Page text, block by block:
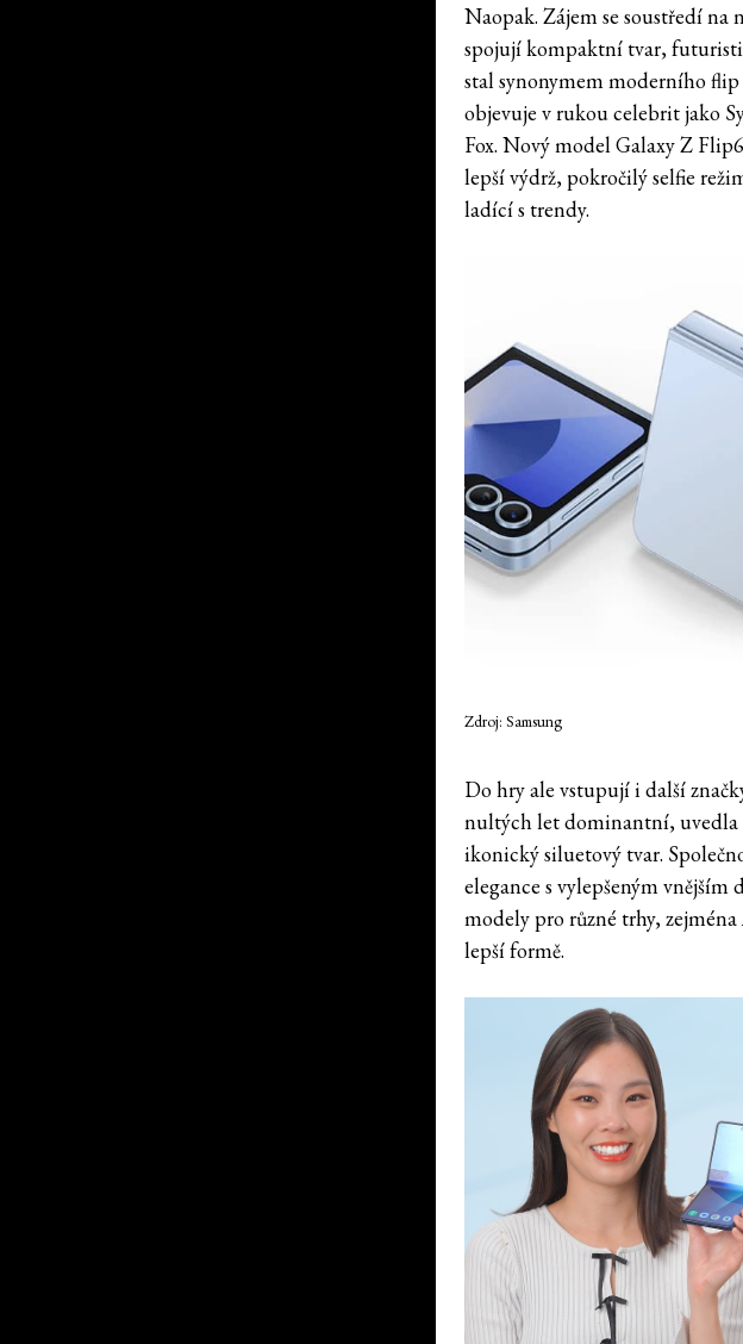
Naopak. Zájem se soustředí na
spojují kompaktní tvar,
stal synonymem moderního
objevuje v rukou celebrit jako
Fox. Nový model Galaxy Z
lepší výdrž, pokročilý selfie
ladící s trendy.
Zdroj: Samsung
Do hry ale vstupují i další
nultých let dominantní, uvedla
ikonický siluetový tvar.
elegance s vylepšeným
modely pro různé trhy,
lepší formě.